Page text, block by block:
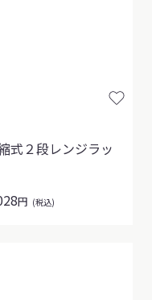
式２段レンジラッ
円 (税込)